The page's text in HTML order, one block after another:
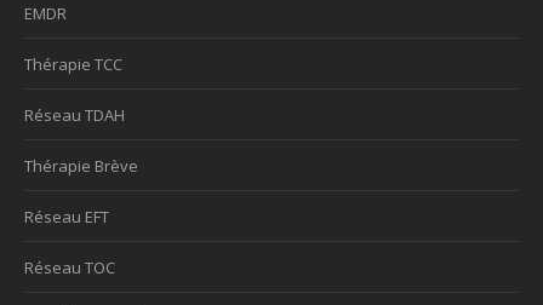
EMDR
Thérapie TCC
Réseau TDAH
Thérapie Brève
Réseau EFT
Réseau TOC